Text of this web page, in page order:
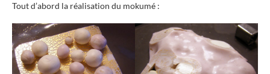
Tout d’abord la réalisation du mokumé :